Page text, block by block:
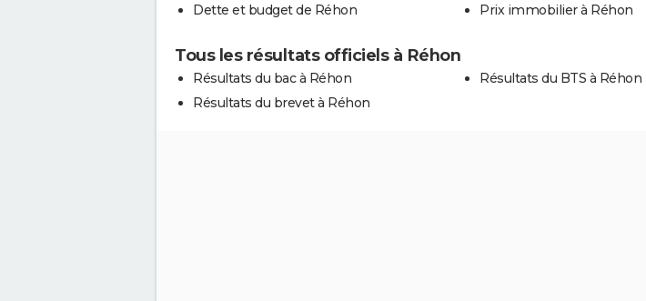
Dette et budget de Réhon
Prix immobilier à Réhon
Tous les résultats officiels à Réhon
Résultats du bac à Réhon
Résultats du brevet à Réhon
Résultats du BTS à Réhon